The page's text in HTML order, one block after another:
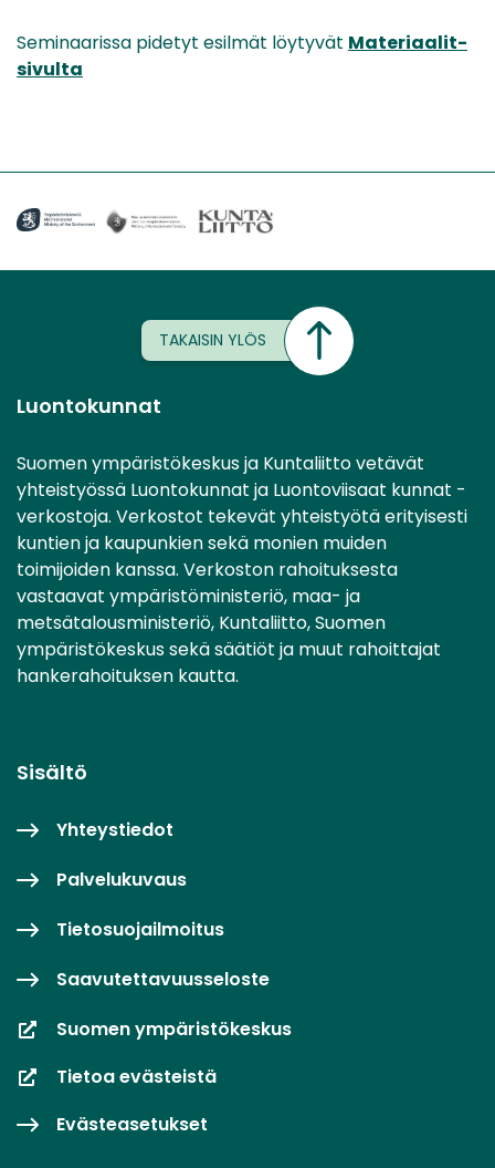
Seminaarissa pidetyt esilmät löytyvät Materiaalit-
sivulta
TAKAISIN YLÖS
Luontokunnat
Suomen ympäristökeskus ja Kuntaliitto vetävät
yhteistyössä Luontokunnat ja Luontoviisaat kunnat -
verkostoja. Verkostot tekevät yhteistyötä erityisesti
kuntien ja kaupunkien sekä monien muiden
toimijoiden kanssa. Verkoston rahoituksesta
vastaavat ympäristöministeriö, maa- ja
metsätalousministeriö, Kuntaliitto, Suomen
ympäristökeskus sekä säätiöt ja muut rahoittajat
hankerahoituksen kautta.
Sisältö
Yhteystiedot
Palvelukuvaus
Tietosuojailmoitus
Saavutettavuusseloste
Suomen ympäristökeskus
Tietoa evästeistä
Evästeasetukset